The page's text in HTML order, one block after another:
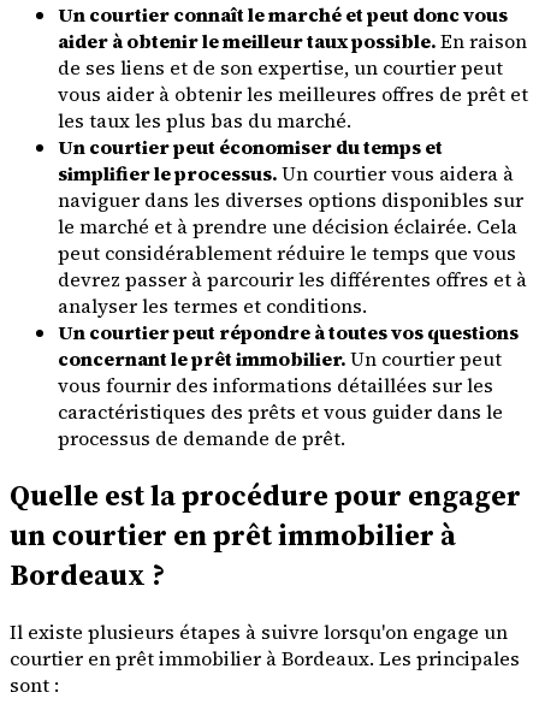
Un courtier connaît le marché et peut donc vous
aider à obtenir le meilleur taux possible.En raison
de ses liens et de son expertise, un courtier peut
vous aider à obtenir les meilleures offres de prêt et
les taux les plus bas du marché.
Un courtier peut économiser du temps et
simplifier le processus.Un courtier vous aidera à
naviguer dans les diverses options disponibles sur
le marché et à prendre une décision éclairée. Cela
peut considérablement réduire le temps que vous
devrez passer à parcourir les différentes offres et à
analyser les termes et conditions.
Un courtier peut répondre à toutes vos questions
concernant le prêt immobilier.Un courtier peut
vous fournir des informations détaillées sur les
caractéristiques des prêts et vous guider dans le
processus de demande de prêt.
Quelle est la procédure pour engager
un courtier en prêt immobilier à
Bordeaux ?
Il existe plusieurs étapes à suivre lorsqu'on engage un
courtier en prêt immobilier à Bordeaux. Les principales
sont :